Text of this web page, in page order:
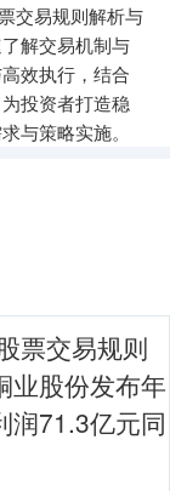
交易规则解析与
解交易机制与
效执行，结合
投资者打造稳
与策略实施。
票交易规则
业股份发布年
润71.3亿元同